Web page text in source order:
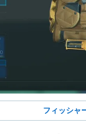
フィッシャ